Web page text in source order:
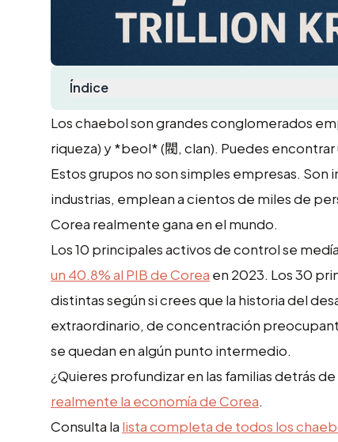
Índice
Los chaebol son grandes conglomerados
riqueza) y *beol* (閥, clan). Puedes
Estos grupos no son simples empresas.
industrias, emplean a cientos de miles de
Corea realmente gana en el mundo.
Los 10 principales activos de control se
un 40.8% al PIB de Corea en 2023. Los 30
distintas según si crees que la historia del
extraordinario, de concentración
se quedan en algún punto intermedio.
¿Quieres profundizar en las familias detrás
realmente la economía de Corea.
Consulta la lista completa de todos los